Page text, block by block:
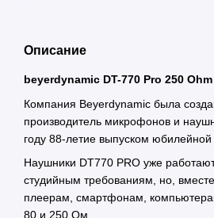
Описание
beyerdynamic DT-770 Pro 250
Компания Beyerdynamic была
производитель микрофонов и
году 88-летие выпуском
Наушники DT770 PRO уже
студийным требованиям, но,
плеерам, смартфонам,
80 и 250 Ом,